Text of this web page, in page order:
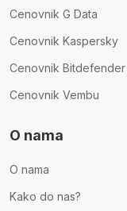
Cenovnik G Data
Cenovnik Kaspersky
Cenovnik Bitdefender
Cenovnik Vembu
O nama
O nama
Kako do nas?